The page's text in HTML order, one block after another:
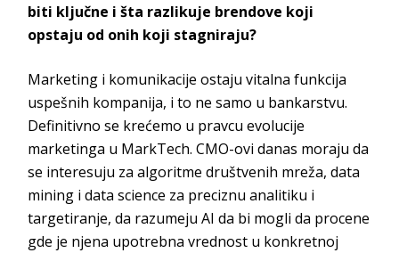
biti ključne i šta razlikuje brendove koji
opstaju od onih koji stagniraju?
Marketing i komunikacije ostaju vitalna funkcija
uspešnih kompanija, i to ne samo u bankarstvu.
Definitivno se krećemo u pravcu evolucije
marketinga u MarkTech. CMO-ovi danas moraju da
se interesuju za algoritme društvenih mreža,data
mining idata science za preciznu analitiku i
targetiranje, da razumeju AI da bi mogli da procene
gde je njena upotrebna vrednost u konkretnoj